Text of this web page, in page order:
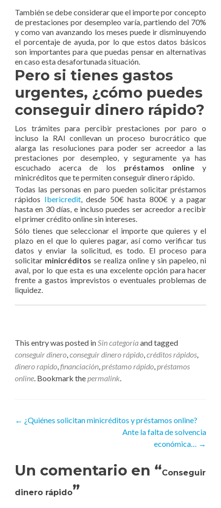
También se debe considerar que el importe por concepto
de prestaciones por desempleo varía, partiendo del 70%
y como van avanzando los meses puede ir disminuyendo
el porcentaje de ayuda, por lo que estos datos básicos
son importantes para que puedas pensar en alternativas
en caso esta desafortunada situación.
Pero si tienes gastos
urgentes, ¿cómo puedes
conseguir dinero rápido?
Los trámites para percibir prestaciones por paro o
incluso la RAI conllevan un proceso burocrático que
alarga las resoluciones para poder ser acreedor a las
prestaciones por desempleo, y seguramente ya has
escuchado acerca de los préstamos onliney
minicréditos que te permiten conseguir dinero rápido.
Todas las personas en paro pueden solicitar préstamos
rápidos Ibericredit, desde 50€ hasta 800€ y a pagar
hasta en 30 días, e incluso puedes ser acreedor a recibir
el primer crédito online sin intereses.
Sólo tienes que seleccionar el importe que quieres y el
plazo en el que lo quieres pagar, así como verificar tus
datos y enviar la solicitud, es todo. El proceso para
solicitar minicréditos se realiza online y sin papeleo, ni
aval, por lo que esta es una excelente opción para hacer
frente a gastos imprevistos o eventuales problemas de
liquidez.
This entry was posted inSin categoríaand tagged
conseguir dinero,conseguir dinero rápido,créditos rápidos,
dinero rapido,financiación,préstamo rápido,préstamos
online. Bookmark thepermalink.
Navegacion de entrada
← ¿Quiénes solicitan minicréditos y préstamos online?
Ante la falta de solvencia
económica… →
Un comentario en “Conseguir
dinero rápido”